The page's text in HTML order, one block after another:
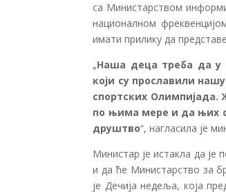
са Министарством
националном
имати прилику да
„Наша деца треба да у
који су прославили
спортских Олимпијада.
по њима мере и да њих
друштво“, нагласила је
Министар је истакла да је
и да ће Министарство за
је Дечија недеља, која